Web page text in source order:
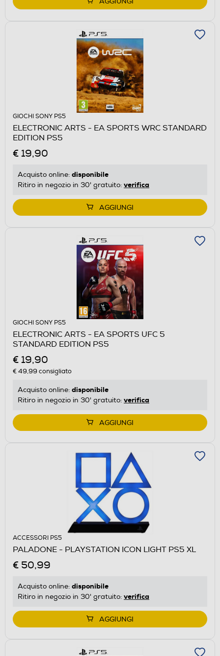
GIOCHI SONY PS5
ELECTRONIC ARTS - EA SPORTS WRC STANDARD
EDITION PS5
€ 19,90
Acquisto online: disponibile
Ritiro in negozio in 30' gratuito: verifica
AGGIUNGI
GIOCHI SONY PS5
ELECTRONIC ARTS - EA SPORTS UFC 5
STANDARD EDITION PS5
€ 19,90
€ 49,99 consigliato
Acquisto online: disponibile
Ritiro in negozio in 30' gratuito: verifica
AGGIUNGI
ACCESSORI PS5
PALADONE - PLAYSTATION ICON LIGHT PS5 XL
€ 50,99
Acquisto online: disponibile
Ritiro in negozio in 30' gratuito: verifica
AGGIUNGI